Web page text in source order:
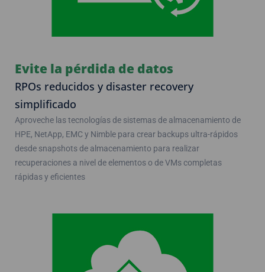
Evite la pérdida de datos
RPOs reducidos y disaster recovery
simplificado
Aproveche las tecnologías de sistemas de almacenamiento de
HPE, NetApp, EMC y Nimble para crear backups ultra-rápidos
desde snapshots de almacenamiento para realizar
recuperaciones a nivel de elementos o de VMs completas
rápidas y eficientes